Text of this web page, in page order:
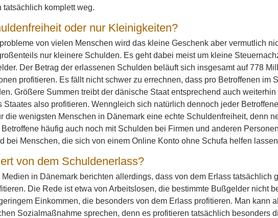
tatsächlich komplett weg.
oder nur Kleinigkeiten?
von vielen Menschen wird das kleine Geschenk aber vermutlich
nur kleinere Schulden. Es geht dabei meist um kleine
Der Betrag der erlassenen Schulden beläuft sich insgesamt auf 778
profitieren. Es fällt nicht schwer zu errechnen, dass pro Betroffenen im
Größere Summen treibt der dänische Staat entsprechend auch
Staates also profitieren. Wenngleich sich natürlich dennoch jeder
die wenigsten Menschen in Dänemark eine echte Schuldenfreiheit, denn
häufig auch noch mit Schulden bei Firmen und anderen
bei Menschen, die sich von einem Online Konto ohne Schufa helfen
von dem Schuldenerlass?
in Dänemark berichten allerdings, dass von dem Erlass tatsächlich
Die Rede ist etwa von Arbeitslosen, die bestimmte Bußgelder nicht
Einkommen, die besonders von dem Erlass profitieren. Man kann
Sozialmaßnahme sprechen, denn es profitieren tatsächlich besonders